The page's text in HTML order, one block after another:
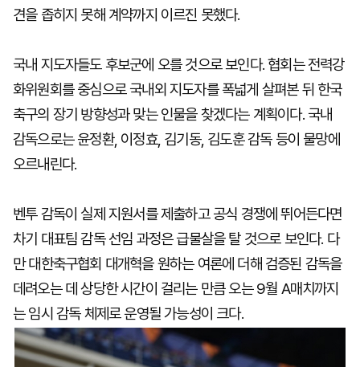
견을 좁히지 못해 계약까지 이르진 못했다.
국내 지도자들도 후보군에 오를 것으로 보인다. 협회는 전력강
화위원회를 중심으로 국내외 지도자를 폭넓게 살펴본 뒤 한국
축구의 장기 방향성과 맞는 인물을 찾겠다는 계획이다. 국내
감독으로는 윤정환, 이정효, 김기동, 김도훈 감독 등이 물망에
오르내린다.
벤투 감독이 실제 지원서를 제출하고 공식 경쟁에 뛰어든다면
차기 대표팀 감독 선임 과정은 급물살을 탈 것으로 보인다. 다
만 대한축구협회 대개혁을 원하는 여론에 더해 검증된 감독을
데려오는 데 상당한 시간이 걸리는 만큼 오는 9월 A매치까지
는 임시 감독 체제로 운영될 가능성이 크다.